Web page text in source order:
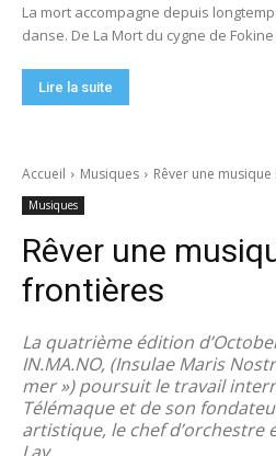
La mort accompagne depuis
danse. De La Mort du cygne de
Lire la suite